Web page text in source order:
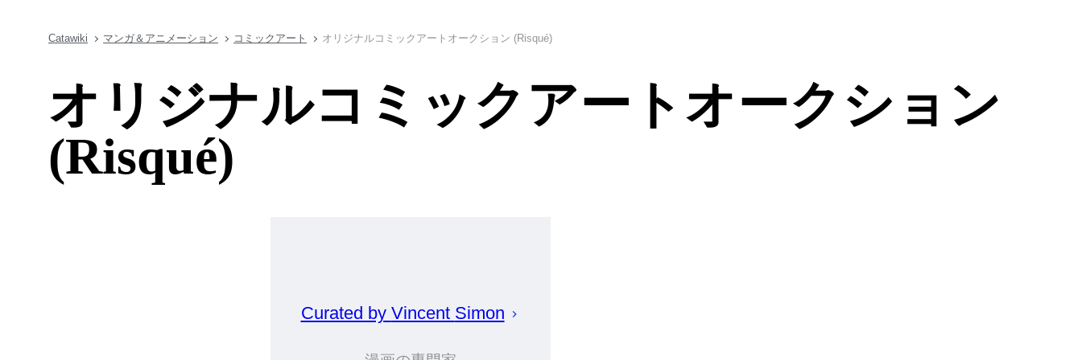
Catawiki マンガ＆アニメーション コミックアート オリジナルコミックアートオークション (Risqué)
オリジナルコミックアートオークション
(Risqué)
Curated by Vincent Simon